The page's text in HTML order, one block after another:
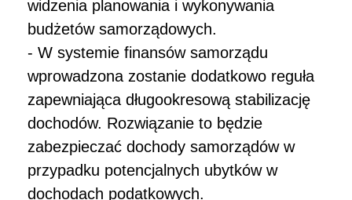
widzenia planowania i wykonywania
budżetów samorządowych.
- W systemie finansów samorządu
wprowadzona zostanie dodatkowo reguła
zapewniająca długookresową stabilizację
dochodów. Rozwiązanie to będzie
zabezpieczać dochody samorządów w
przypadku potencjalnych ubytków w
dochodach podatkowych.